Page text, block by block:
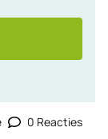
0 Reacties